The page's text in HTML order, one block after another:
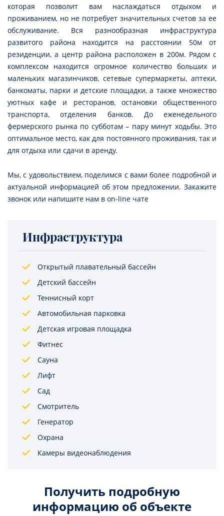
которая позволит вам наслаждаться отдыхом и
проживанием, но не потребует значительных счетов за ее
обслуживание. Вся разнообразная инфраструктура
развитого района находится на расстоянии 50м от
резиденции, а центр района расположен в 200м. Рядом с
комплексом находится огромное количество больших и
маленьких магазинчиков, сетевые супермаркеты, аптеки,
банкоматы, парки и детские площадки, а также множество
уютных кафе и ресторанов, остановки общественного
транспорта, отделения банков. До еженедельного
фермерского рынка по субботам – пару минут ходьбы. Это
оптимальное место, как для постоянного проживания, так и
для отдыха или сдачи в аренду.
Мы, с удовольствием, поделимся с вами более подробной и
актуальной информацией об этом предложении. Закажите
звонок или напишите нам в on-line чате
Инфраструктура
Открытый плавательный бассейн
Детский бассейн
Теннисный корт
Автомобильная парковка
Детская игровая площадка
Фитнес
Сауна
Лифт
Сад
Смотритель
Генератор
Охрана
Камеры видеонаблюдения
Получить подробную
информацию об объекте